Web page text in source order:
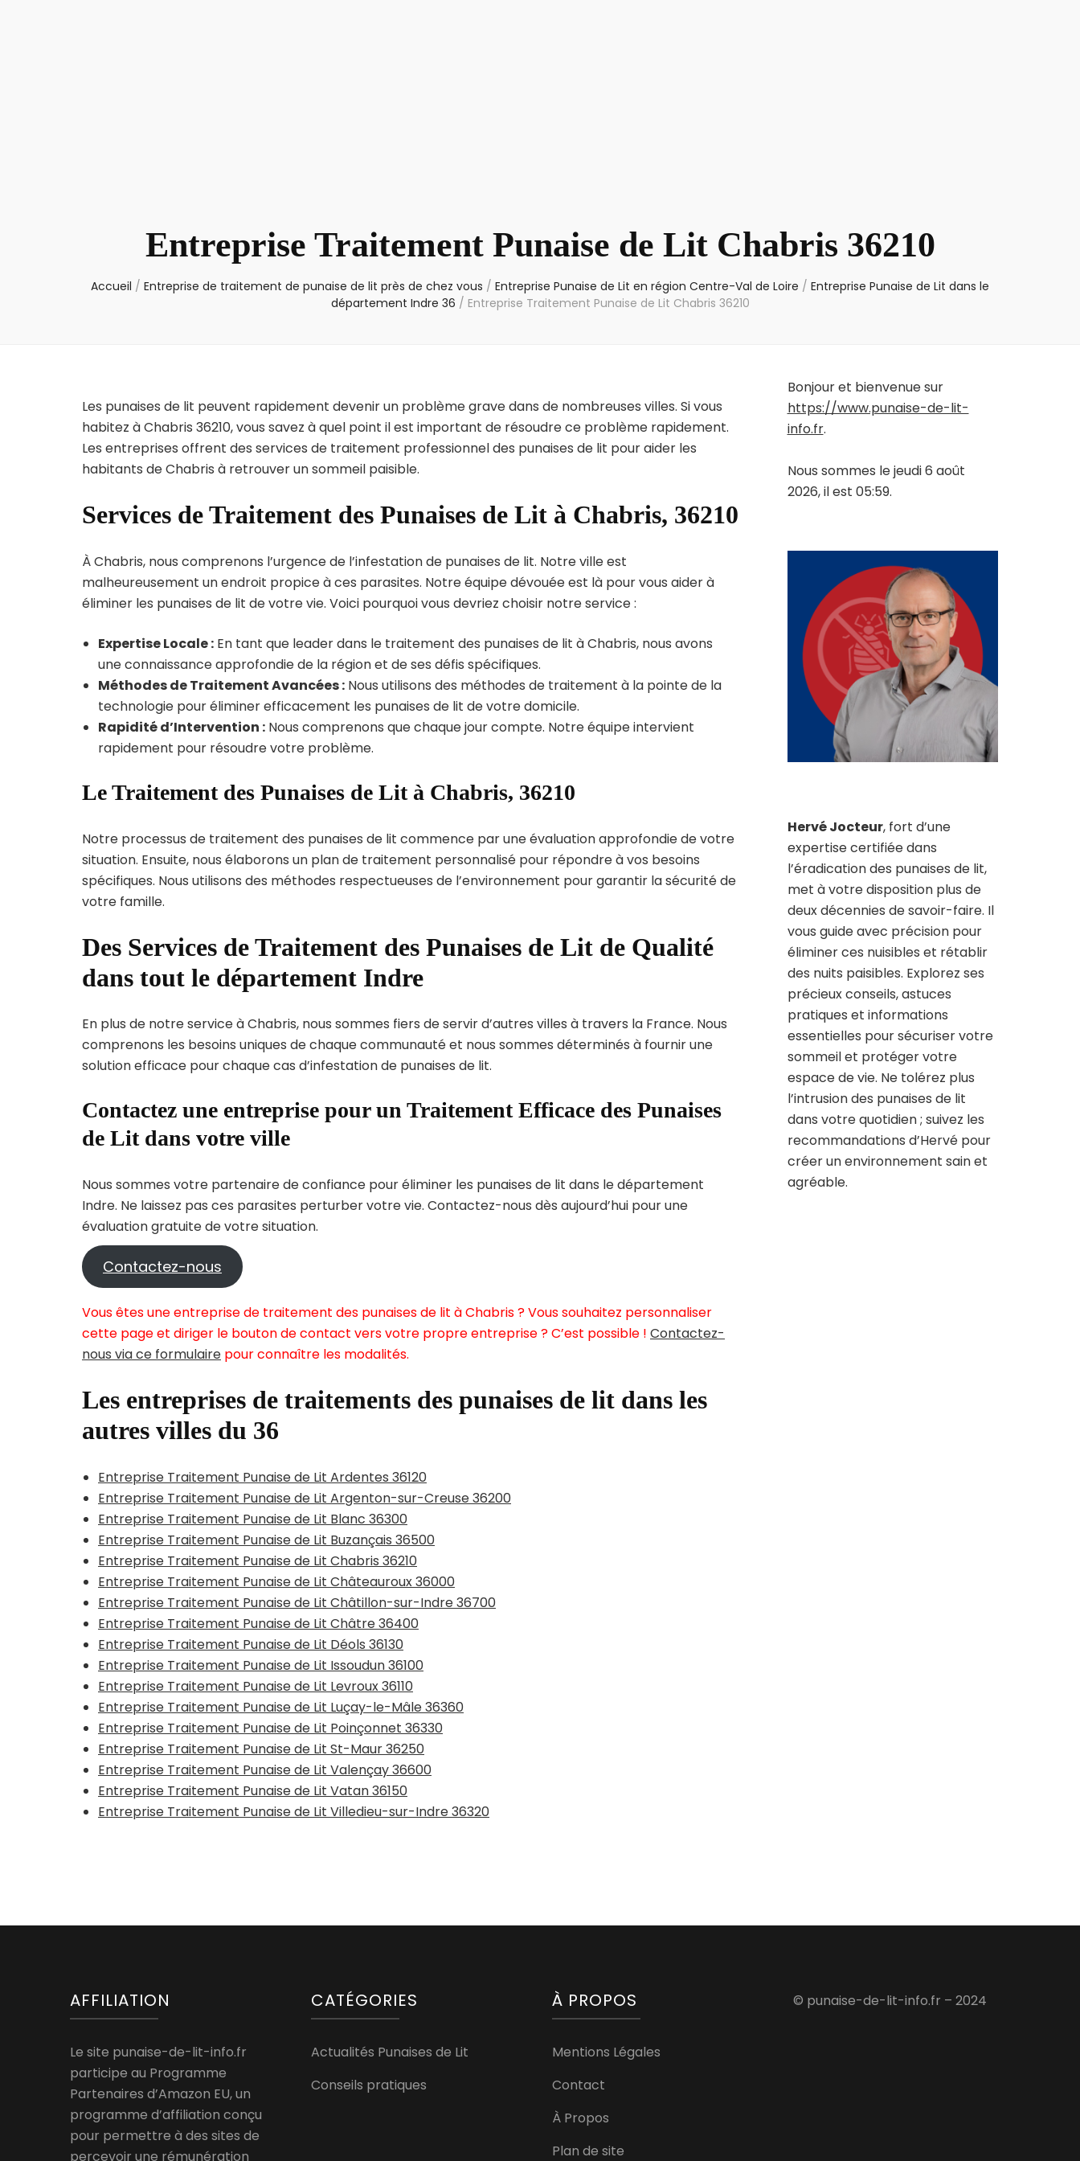
Entreprise Traitement Punaise de Lit Chabris 36210
Accueil / Entreprise de traitement de punaise de lit près de chez vous / Entreprise Punaise de Lit en région Centre-Val de Loire / Entreprise Punaise de Lit dans le
département Indre 36 / Entreprise Traitement Punaise de Lit Chabris 36210
Les punaises de lit peuvent rapidement devenir un problème grave dans de nombreuses villes. Si vous
habitez à Chabris 36210, vous savez à quel point il est important de résoudre ce problème rapidement.
Les entreprises offrent des services de traitement professionnel des punaises de lit pour aider les
habitants de Chabris à retrouver un sommeil paisible.
Services de Traitement des Punaises de Lit à Chabris, 36210
À Chabris, nous comprenons l’urgence de l’infestation de punaises de lit. Notre ville est
malheureusement un endroit propice à ces parasites. Notre équipe dévouée est là pour vous aider à
éliminer les punaises de lit de votre vie. Voici pourquoi vous devriez choisir notre service :
Expertise Locale : En tant que leader dans le traitement des punaises de lit à Chabris, nous avons
une connaissance approfondie de la région et de ses défis spécifiques.
Méthodes de Traitement Avancées : Nous utilisons des méthodes de traitement à la pointe de la
technologie pour éliminer efficacement les punaises de lit de votre domicile.
Rapidité d’Intervention : Nous comprenons que chaque jour compte. Notre équipe intervient
rapidement pour résoudre votre problème.
Le Traitement des Punaises de Lit à Chabris, 36210
Notre processus de traitement des punaises de lit commence par une évaluation approfondie de votre
situation. Ensuite, nous élaborons un plan de traitement personnalisé pour répondre à vos besoins
spécifiques. Nous utilisons des méthodes respectueuses de l’environnement pour garantir la sécurité de
votre famille.
Des Services de Traitement des Punaises de Lit de Qualité
dans tout le département Indre
En plus de notre service à Chabris, nous sommes fiers de servir d’autres villes à travers la France. Nous
comprenons les besoins uniques de chaque communauté et nous sommes déterminés à fournir une
solution efficace pour chaque cas d’infestation de punaises de lit.
Contactez une entreprise pour un Traitement Efficace des Punaises
de Lit dans votre ville
Nous sommes votre partenaire de confiance pour éliminer les punaises de lit dans le département
Indre. Ne laissez pas ces parasites perturber votre vie. Contactez-nous dès aujourd’hui pour une
évaluation gratuite de votre situation.
Contactez-nous
Vous êtes une entreprise de traitement des punaises de lit à Chabris ? Vous souhaitez personnaliser
cette page et diriger le bouton de contact vers votre propre entreprise ? C’est possible ! Contactez-
nous via ce formulaire pour connaître les modalités.
Les entreprises de traitements des punaises de lit dans les
autres villes du 36
Entreprise Traitement Punaise de Lit Ardentes 36120
Entreprise Traitement Punaise de Lit Argenton-sur-Creuse 36200
Entreprise Traitement Punaise de Lit Blanc 36300
Entreprise Traitement Punaise de Lit Buzançais 36500
Entreprise Traitement Punaise de Lit Chabris 36210
Entreprise Traitement Punaise de Lit Châteauroux 36000
Entreprise Traitement Punaise de Lit Châtillon-sur-Indre 36700
Entreprise Traitement Punaise de Lit Châtre 36400
Entreprise Traitement Punaise de Lit Déols 36130
Entreprise Traitement Punaise de Lit Issoudun 36100
Entreprise Traitement Punaise de Lit Levroux 36110
Entreprise Traitement Punaise de Lit Luçay-le-Mâle 36360
Entreprise Traitement Punaise de Lit Poinçonnet 36330
Entreprise Traitement Punaise de Lit St-Maur 36250
Entreprise Traitement Punaise de Lit Valençay 36600
Entreprise Traitement Punaise de Lit Vatan 36150
Entreprise Traitement Punaise de Lit Villedieu-sur-Indre 36320
Bonjour et bienvenue sur
https://www.punaise-de-lit-
info.fr.
Nous sommes le jeudi 6 août
2026, il est 05:59.
Hervé Jocteur, fort d’une
expertise certifiée dans
l’éradication des punaises de lit,
met à votre disposition plus de
deux décennies de savoir-faire. Il
vous guide avec précision pour
éliminer ces nuisibles et rétablir
des nuits paisibles. Explorez ses
précieux conseils, astuces
pratiques et informations
essentielles pour sécuriser votre
sommeil et protéger votre
espace de vie. Ne tolérez plus
l’intrusion des punaises de lit
dans votre quotidien ; suivez les
recommandations d’Hervé pour
créer un environnement sain et
agréable.
AFFILIATION
Le site punaise-de-lit-info.fr
participe au Programme
Partenaires d’Amazon EU, un
programme d’affiliation conçu
pour permettre à des sites de
percevoir une rémunération
CATÉGORIES
Actualités Punaises de Lit
Conseils pratiques
À PROPOS
Mentions Légales
Contact
À Propos
Plan de site
© punaise-de-lit-info.fr – 2024